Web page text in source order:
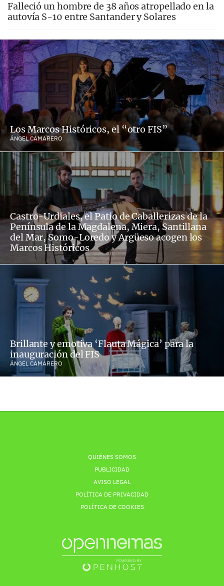
Falleció un hombre de 38 años atropellado en la
autovía S-10 entre Santander y Solares
Los Marcos Históricos, el “otro FIS”
ÁNGEL CAMARERO
Castro-Urdiales, el Patio de Caballerizas de la
Península de la Magdalena, Miera, Santillana
del Mar, Somo-Loredo y Argüeso acogen los
Marcos Históricos
Brillante y emotiva ‘Flauta Mágica’ para la
inauguración del FIS
ÁNGEL CAMARERO
QUIÉNES SOMOS
PUBLICIDAD
AVISO LEGAL
POLÍTICA DE PRIVACIDAD
POLÍTICA DE COOKIES